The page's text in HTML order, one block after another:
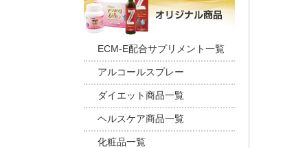
ECM-E配合サプリメント一覧
アルコールスプレー
ダイエット商品一覧
ヘルスケア商品一覧
化粧品一覧